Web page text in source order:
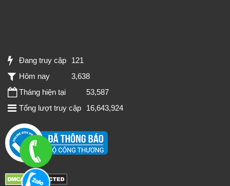
Đang truy cập
121
Hôm nay
3,638
Tháng hiện tại
53,587
Tổng lượt truy cập
16,643,924